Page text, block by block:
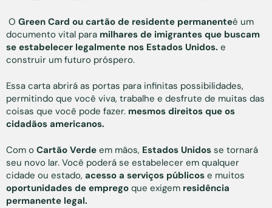
O Green Card ou cartão de residente permanenteé um
documento vital para milhares de imigrantes que buscam
se estabelecer legalmente nos Estados Unidos. e
construir um futuro próspero.
Essa carta abrirá as portas para infinitas possibilidades,
permitindo que você viva, trabalhe e desfrute de muitas das
coisas que você pode fazer. mesmos direitos que os
cidadãos americanos.
Com o Cartão Verde em mãos, Estados Unidos se tornará
seu novo lar. Você poderá se estabelecer em qualquer
cidade ou estado, acesso a serviços públicos e muitos
oportunidades de emprego que exigem residência
permanente legal.